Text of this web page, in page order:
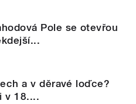
Pole se otevřou
a v děravé loďce?
v 18....